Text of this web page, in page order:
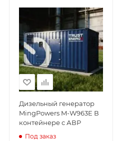
Дизельный генератор
MingPowers M-W963E В
контейнере с АВР
Под заказ